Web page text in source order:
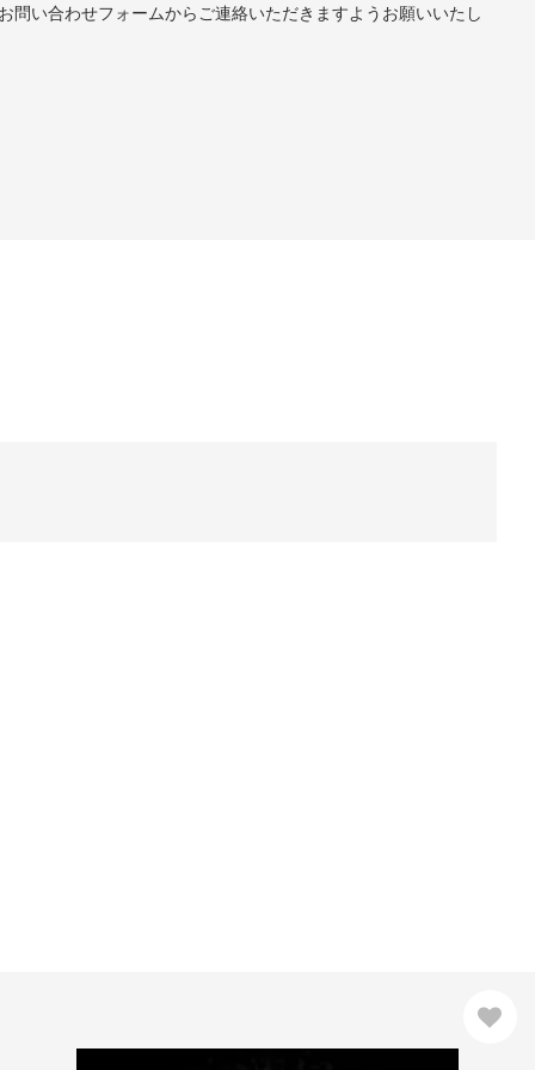
い合わせフォームからご連絡いただきますようお願いいたし